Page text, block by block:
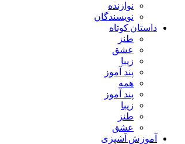
نوازنده
نویسندگان
داستان کوتاه
طنز
عشق
زیبا
پند آموز
همه
پند آموز
زیبا
طنز
عشق
آموزش آشپزی